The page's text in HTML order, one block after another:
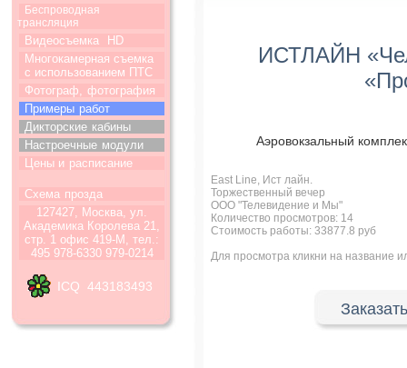
Беспроводная
трансляция
Видеосъемка
HD
Многокамерная съемка
с использованием ПТС
Фотограф, фотография
Примеры работ
Дикторские кабины
Настроечные модули
Цены и расписание
Схема прозда
127427, Москва, ул.
Академика Королева 21,
стр. 1 офис 419-М, тел.:
495 978-6330 979-0214
ICQ 443183493
ИСТЛАЙН
Аэровокзальный
East Line, Ист лайн.
Торжественный вечер
ООО "Телевидение и Мы"
Количество просмотров: 14
Стоимость работы: 33877.8 руб
Для просмотра кликни на название